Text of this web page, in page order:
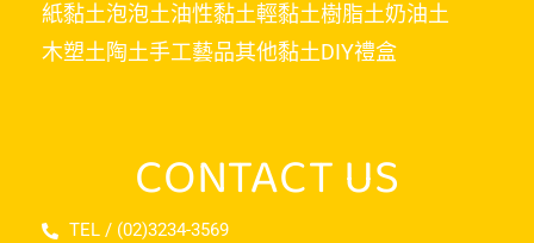
紙黏土泡泡土油性黏土輕黏土樹脂土奶油土
木塑土陶土手工藝品其他黏土DIY禮盒
CONTACT US
TEL / (02)3234-3569